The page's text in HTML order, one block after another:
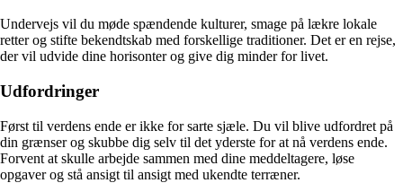
Undervejs vil du møde spændende kulturer, smage på lækre lokale
retter og stifte bekendtskab med forskellige traditioner. Det er en rejse,
der vil udvide dine horisonter og give dig minder for livet.
Udfordringer
Først til verdens ende er ikke for sarte sjæle. Du vil blive udfordret på
din grænser og skubbe dig selv til det yderste for at nå verdens ende.
Forvent at skulle arbejde sammen med dine meddeltagere, løse
opgaver og stå ansigt til ansigt med ukendte terræner.